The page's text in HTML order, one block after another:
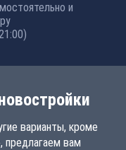
и
варианты, кроме
предлагаем вам